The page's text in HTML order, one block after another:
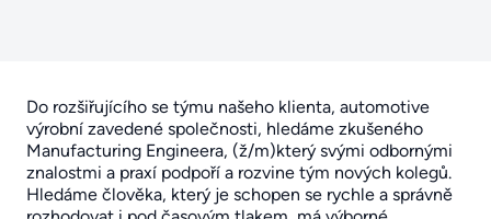
Do rozšiřujícího se týmu našeho klienta, automotive
výrobní zavedené společnosti, hledáme zkušeného
Manufacturing Engineera, (ž/m)který svými odbornými
znalostmi a praxí podpoří a rozvine tým nových kolegů.
Hledáme člověka, který je schopen se rychle a správně